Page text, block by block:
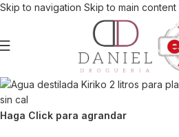
Skip to navigation Skip to main content
Haga Click para agrandar